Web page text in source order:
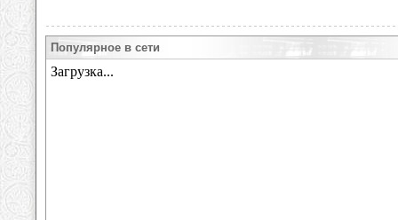
Популярное в сети